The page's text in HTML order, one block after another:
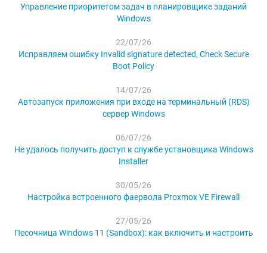
Управление приоритетом задач в планировщике заданий
Windows
22/07/26
Исправляем ошибку Invalid signature detected, Check Secure
Boot Policy
14/07/26
Автозапуск приложения при входе на терминальный (RDS)
сервер Windows
06/07/26
Не удалось получить доступ к службе установщика Windows
Installer
30/05/26
Настройка встроенного фаервола Proxmox VE Firewall
27/05/26
Песочница Windows 11 (Sandbox): как включить и настроить